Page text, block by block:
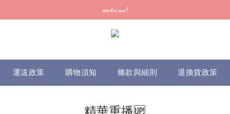
訂單可供取貨/發貨後會發出電郵通知，請填妥正確資料 (*通知以電郵為
𝓌ℯ𝓁𝒸ℴ𝓂ℯ!
訂單可供取貨/發貨後會發出電郵通知，請填妥正確資料 (*通知以電郵為
運送政策 購物須知 條款與細則 退換貨政策
精華重播🆙